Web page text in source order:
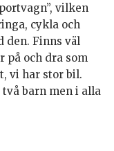
vilken
cykla och
den. Finns väl
på och dra som
vi har stor bil.
barn men i alla